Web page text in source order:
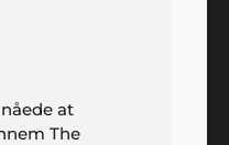
at
The